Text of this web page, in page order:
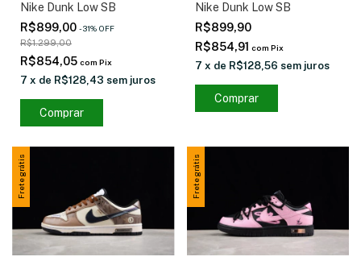
Nike Dunk Low SB
R$899,00 -31% OFF
R$1.299,00
R$854,05 com Pix
7 x de R$128,43 sem juros
Comprar
Nike Dunk Low SB
R$899,90
R$854,91 com Pix
7 x de R$128,56 sem juros
Comprar
Frete grátis Frete grátis